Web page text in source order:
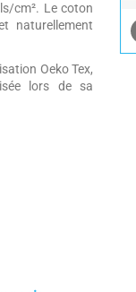
cm². Le coton
naturellement
Oeko Tex,
lors de sa